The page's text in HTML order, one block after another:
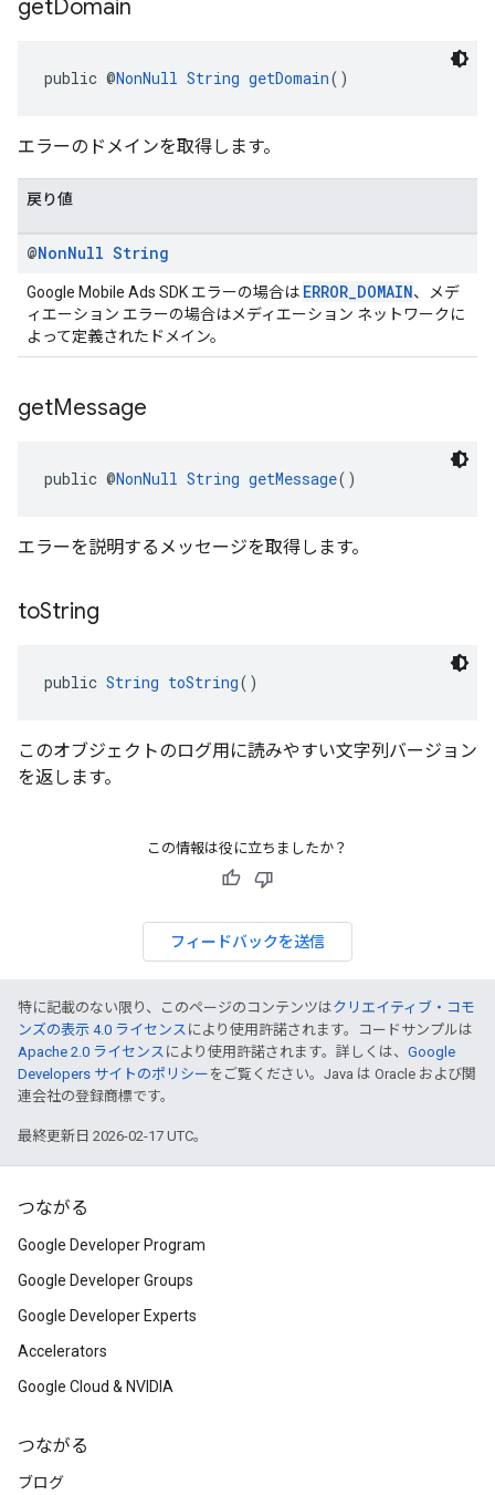
getDomain
public @NonNull String getDomain()
エラーのドメインを取得します。
戻り値
@NonNull String
Google Mobile Ads SDK エラーの場合は ERROR_DOMAIN、メデ
ィエーション エラーの場合はメディエーション ネットワークに
よって定義されたドメイン。
getMessage
public @NonNull String getMessage()
エラーを説明するメッセージを取得します。
toString
public String toString()
このオブジェクトのログ用に読みやすい文字列バージョン
を返します。
この情報は役に立ちましたか？
フィードバックを送信
特に記載のない限り、このページのコンテンツはクリエイティブ・コモ
ンズの表示 4.0 ライセンス により使用許諾されます。コードサンプルは
Apache 2.0 ライセンス により使用許諾されます。詳しくは、 Google
Developers サイトのポリシー をご覧ください。Java は Oracle および関
連会社の登録商標です。
最終更新日 2026-02-17 UTC。
つながる
Google Developer Program
Google Developer Groups
Google Developer Experts
Accelerators
Google Cloud & NVIDIA
つながる
ブログ